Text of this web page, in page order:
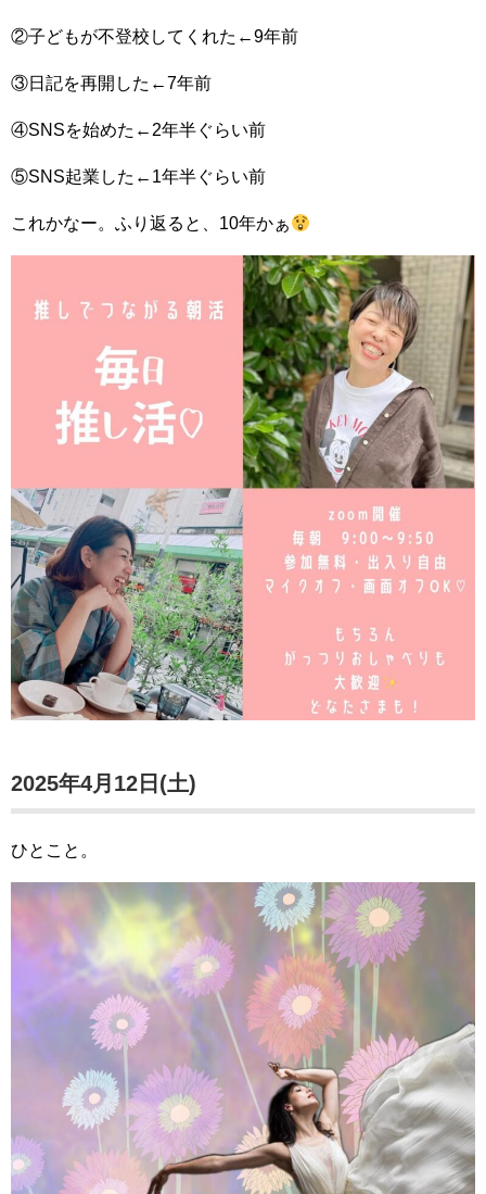
②子どもが不登校してくれた←9年前
③日記を再開した←7年前
④SNSを始めた←2年半ぐらい前
⑤SNS起業した←1年半ぐらい前
これかなー。ふり返ると、10年かぁ
2025年4月12日(土)
ひとこと。